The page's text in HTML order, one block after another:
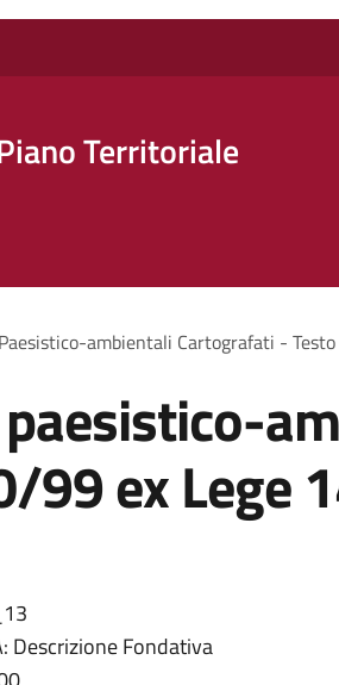
Territoriale
di pane
ambientali Cartografati -
99 ex Lege
Descrizione Fondativa